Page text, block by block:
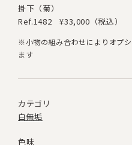
掛下（菊）
Ref.1482
¥33,000（税込）
※小物の組み合わせによりオプ
ます
カテゴリ
白無垢
色味